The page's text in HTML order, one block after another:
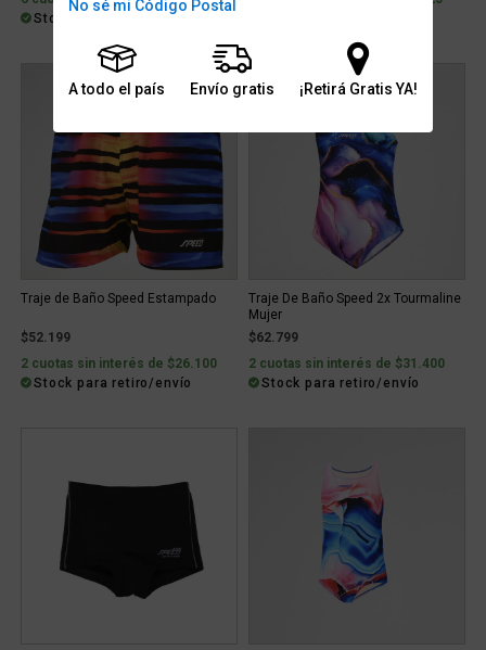
No sé mi Código Postal
A todo el país Envío gratis ¡Retirá Gratis YA!
Stock para retiro/envío
Traje de Baño Speed Estampado
$52.199
2 cuotas sin interés de $26.100
Stock para retiro/envío
Traje De Baño Speed 2x Tourmaline
Mujer
$62.799
2 cuotas sin interés de $31.400
Stock para retiro/envío